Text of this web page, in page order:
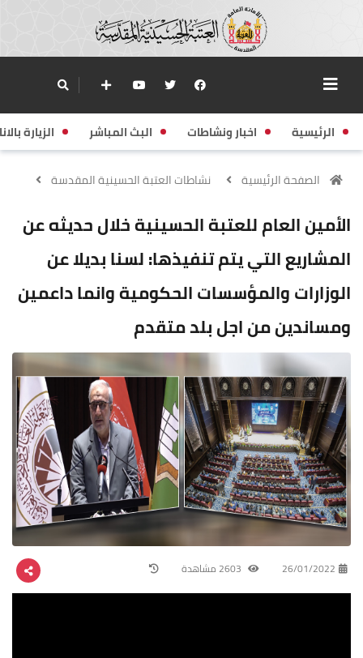
الرئيسية اخبار ونشاطات البث المباشر الزيارة
الصفحة الرئيسية نشاطات العتبة الحسينية المقدسة
الأمين العام للعتبة الحسينية خلال حديثه عن
المشاريع التي يتم تنفيذها: لسنا بديلا عن
الوزارات والمؤسسات الحكومية وانما داعمين
ومساندين من اجل بلد متقدم
26/01/2022